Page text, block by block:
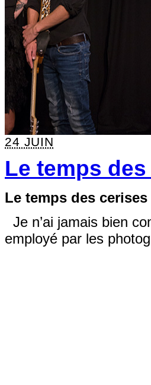
24 JUIN
Le temps
Le temps des cerises
Je n’ai jamais bien
employé par les